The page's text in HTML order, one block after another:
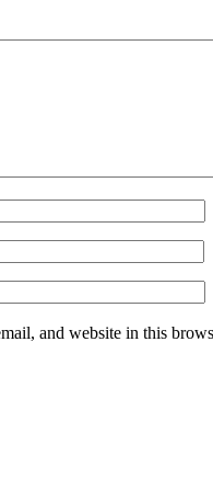
and website in this